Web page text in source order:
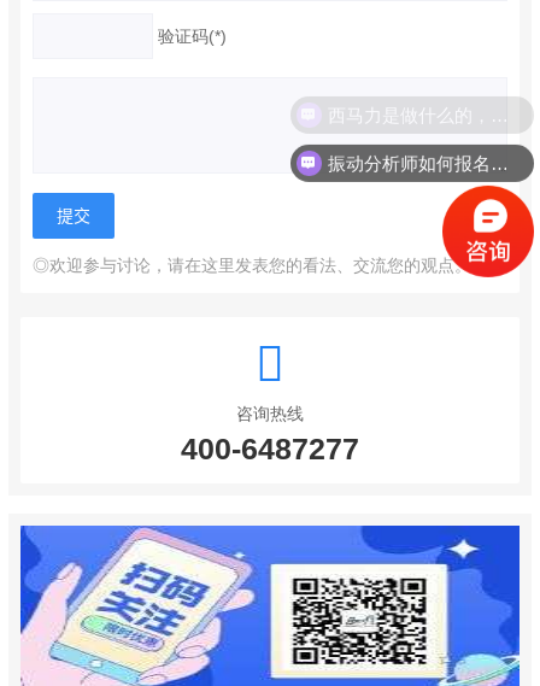
验证码(*)
◎欢迎参与讨论，请在这里发表您的看法、交流您的观点。
咨询热线
400-6487277